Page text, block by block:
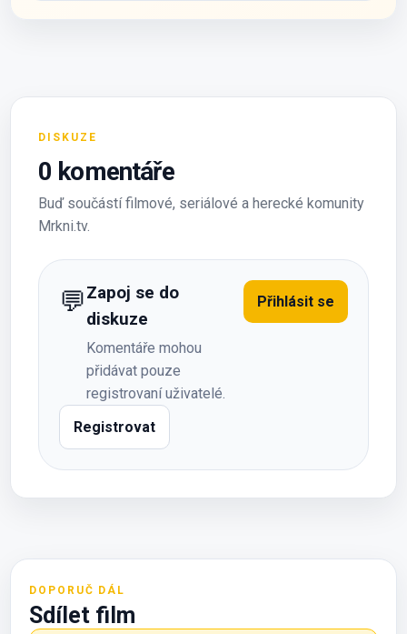
DISKUZE
0 komentáře
Buď součástí filmové, seriálové a herecké komunity
Mrkni.tv.
💬Zapoj se do
diskuze
Komentáře mohou
přidávat pouze
registrovaní uživatelé.
Přihlásit se
Registrovat
DOPORUČ DÁL
Sdílet film